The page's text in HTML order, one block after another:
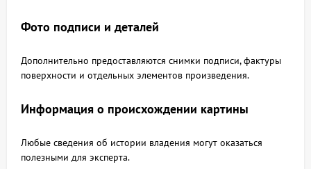
Фото подписи и деталей
Дополнительно предоставляются снимки подписи, фактуры
поверхности и отдельных элементов произведения.
Информация о происхождении картины
Любые сведения об истории владения могут оказаться
полезными для эксперта.